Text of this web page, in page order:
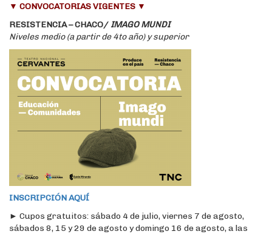
▼ CONVOCATORIAS VIGENTES ▼
RESISTENCIA – CHACO/ IMAGO MUNDI
Niveles medio (a partir de 4to año) y superior
INSCRIPCIÓN AQUÍ
► Cupos gratuitos: sábado 4 de julio, viernes 7 de agosto,
sábados 8, 15 y 29 de agosto y domingo 16 de agosto, a las